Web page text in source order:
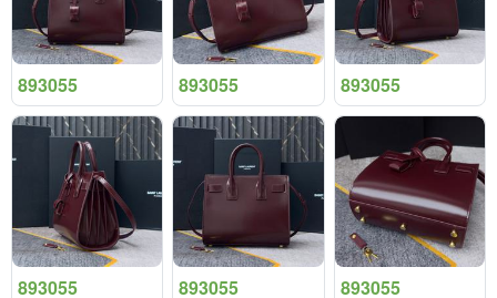
893055 893055 893055
893055 893055 893055